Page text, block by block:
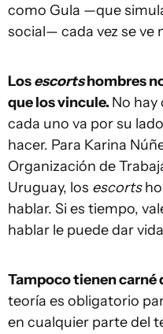
como Gula —que
social— cada vez se ve
Losescortshombres
que los vincule. No
cada uno va por su
hacer. Para Karina
Organización de
Uruguay, los escorts
hablar. Si es tiempo,
hablar le puede dar
Tampoco tienen carné
teoría es obligatorio
en cualquier parte del